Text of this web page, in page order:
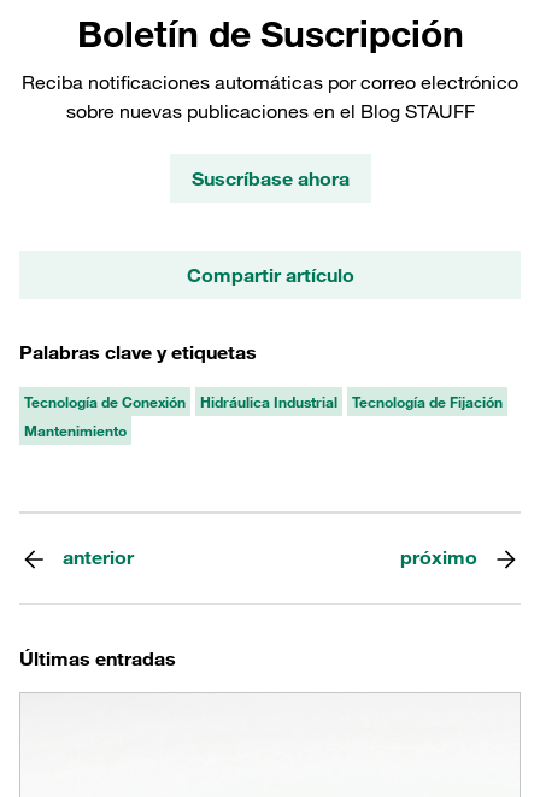
Boletín de Suscripción
Reciba notificaciones automáticas por correo electrónico
sobre nuevas publicaciones en el Blog STAUFF
Suscríbase ahora
Compartir artículo
Palabras clave y etiquetas
Tecnología de Conexión Hidráulica Industrial
Tecnología de Fijación
Mantenimiento
anterior próximo
Últimas entradas